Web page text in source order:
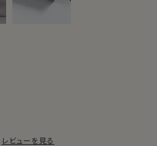
レビューを見る